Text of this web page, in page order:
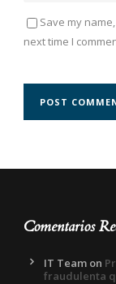
Save my
next time I
Comentarios
IT Team on
fraudulenta